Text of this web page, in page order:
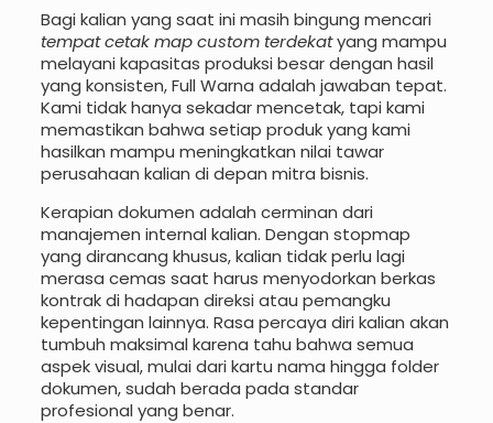
Bagi kalian yang saat ini masih bingung mencari
tempat cetak map custom terdekatyang mampu
melayani kapasitas produksi besar dengan hasil
yang konsisten, Full Warna adalah jawaban tepat.
Kami tidak hanya sekadar mencetak, tapi kami
memastikan bahwa setiap produk yang kami
hasilkan mampu meningkatkan nilai tawar
perusahaan kalian di depan mitra bisnis.
Kerapian dokumen adalah cerminan dari
manajemen internal kalian. Dengan stopmap
yang dirancang khusus, kalian tidak perlu lagi
merasa cemas saat harus menyodorkan berkas
kontrak di hadapan direksi atau pemangku
kepentingan lainnya. Rasa percaya diri kalian akan
tumbuh maksimal karena tahu bahwa semua
aspek visual, mulai dari kartu nama hingga folder
dokumen, sudah berada pada standar
profesional yang benar.